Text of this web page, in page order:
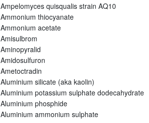
Ampelomyces quisqualis strain AQ10
Ammonium thiocyanate
Ammonium acetate
Amisulbrom
Aminopyralid
Amidosulfuron
Ametoctradin
Aluminium silicate (aka kaolin)
Aluminium potassium sulphate dodecahydrate
Aluminium phosphide
Aluminium ammonium sulphate